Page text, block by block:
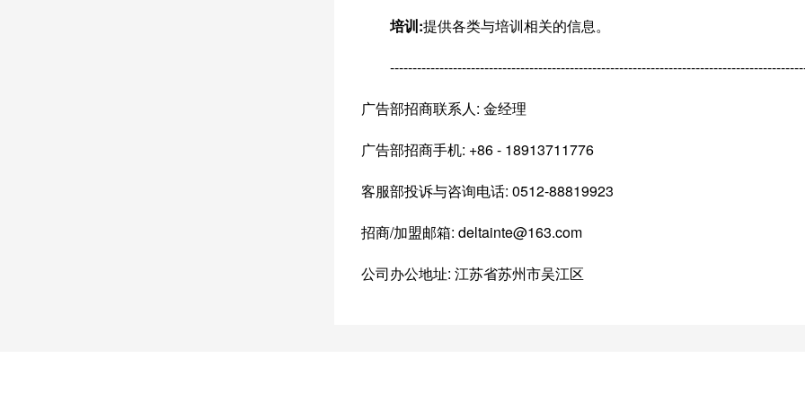
培训:提供各类与培训相关的信息。
广告部招商联系人: 金经理
广告部招商手机: +86 - 18913711776
客服部投诉与咨询电话: 0512-88819923
招商/加盟邮箱: deltainte@163.com
公司办公地址: 江苏省苏州市吴江区